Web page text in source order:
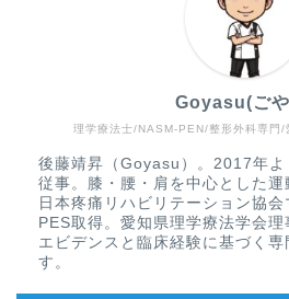
理学療法士/NASM-PEN/整形外科専門/
Goyasu(ご
後藤靖昇（Goyasu）。2017年よ
従事。膝・腰・肩を中心とした運
日本疼痛リハビリテーション協
PES取得。愛知県理学療法学会理
エビデンスと臨床経験に基づく専
す。